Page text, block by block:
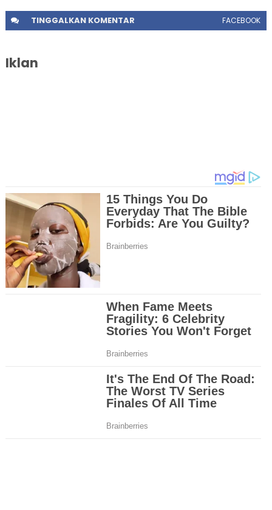
TINGGALKANKOMENTAR FACEBOOK
Iklan